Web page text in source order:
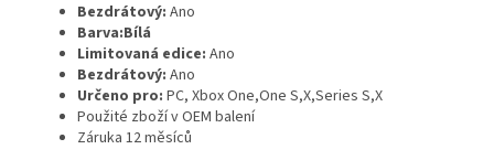
Bezdrátový: Ano
Barva:Bílá
Limitovaná edice: Ano
Bezdrátový: Ano
Určeno pro: PC, Xbox One,One S,X,Series S,X
Použité zboží v OEM balení
Záruka 12 měsíců